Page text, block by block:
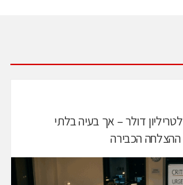
דולר – אך בעיה בלתי
הכבירה